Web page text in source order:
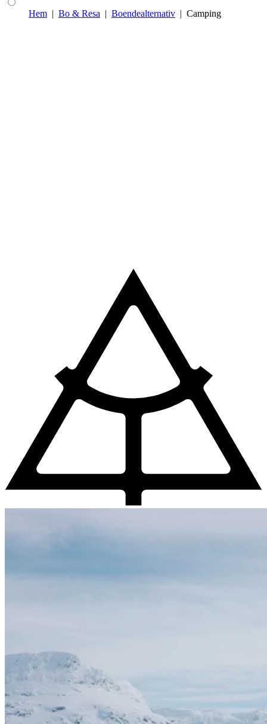
Hem Bo & Resa Boendealternativ Camping